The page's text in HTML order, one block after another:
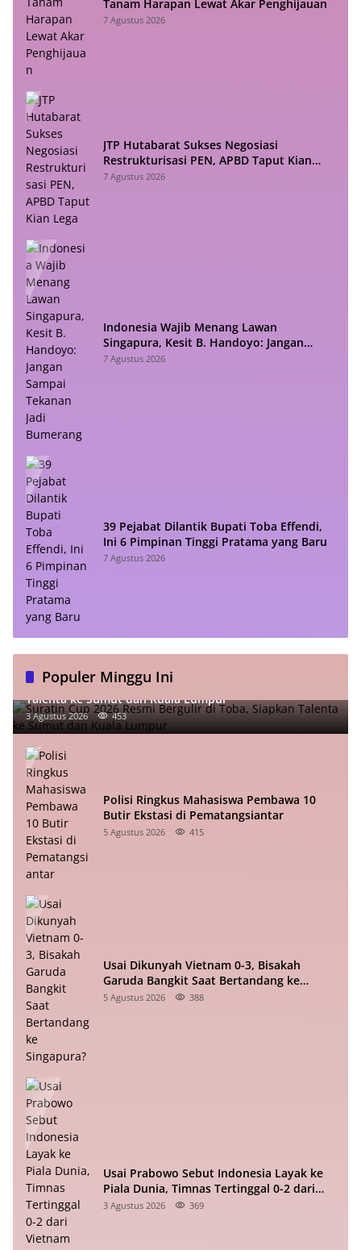
Tanam Harapan Lewat Akar Penghijauan
7 Agustus 2026
JTP Hutabarat Sukses Negosiasi
Restrukturisasi PEN, APBD Taput Kian
Lega
7 Agustus 2026
Indonesia Wajib Menang Lawan
Singapura, Kesit B. Handoyo: Jangan
Sampai Tekanan Jadi Bumerang
7 Agustus 2026
39 Pejabat Dilantik Bupati Toba Effendi,
Ini 6 Pimpinan Tinggi Pratama yang Baru
7 Agustus 2026
Populer Minggu Ini
Suratin Cup 2026 Resmi Bergulir di Toba, Siapkan
Talenta ke Sumut dan Kuala Lumpur
3 Agustus 2026 453
Polisi Ringkus Mahasiswa Pembawa 10
Butir Ekstasi di Pematangsiantar
5 Agustus 2026 415
Usai Dikunyah Vietnam 0-3, Bisakah
Garuda Bangkit Saat Bertandang ke
Singapura?
5 Agustus 2026 388
Usai Prabowo Sebut Indonesia Layak ke
Piala Dunia, Timnas Tertinggal 0-2 dari
Vietnam Babak I Piala ASEAN
3 Agustus 2026 369